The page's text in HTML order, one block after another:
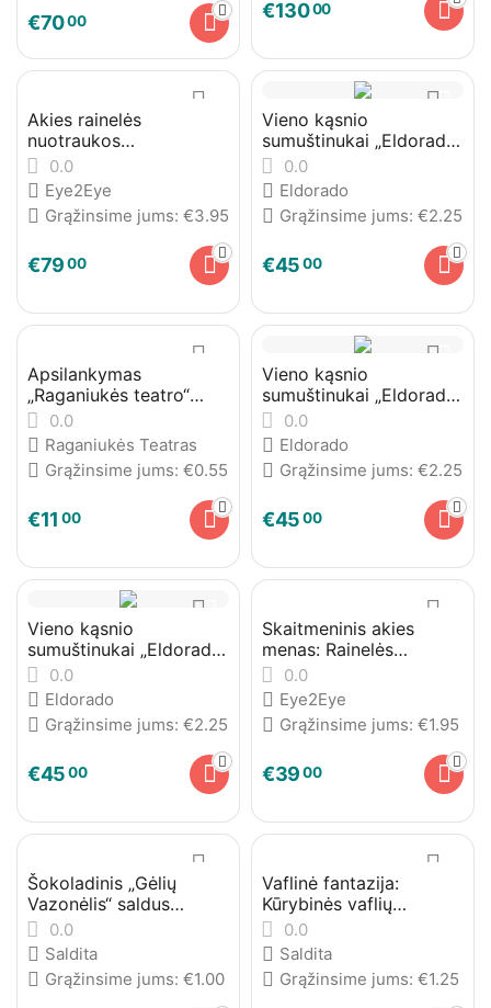
€7000 €13000
Akies rainelės
nuotraukos
įamžintinos fotodrobėje
0.0
Eye2Eye
Grąžinsime jums: €3.95
€7900
Vieno kąsnio
sumuštinukai „Eldorado“
Nr. 10.0
Eldorado
Grąžinsime jums: €2.25
€4500
Apsilankymas
„Raganiukės teatro“
spektaklyje
0.0
Raganiukės Teatras
Grąžinsime jums: €0.55
€11 00
Vieno kąsnio
sumuštinukai „Eldorado“
Nr. 3
0.0
Eldorado
Grąžinsime jums: €2.25
€4500
Vieno kąsnio
sumuštinukai „Eldorado“
Nr. 2
0.0
Eldorado
Grąžinsime jums: €2.25
€4500
Skaitmeninis akies
menas: Rainelės
fotografija
0.0
Eye2Eye
Grąžinsime jums: €1.95
€3900
Šokoladinis „Gėlių
Vazonėlis“ saldus
desertas dviems
0.0
Saldita
Grąžinsime jums: €1.00
Vaflinė fantazija:
Kūrybinės vaflių
kaladėlės
0.0
Saldita
Grąžinsime jums: €1.25